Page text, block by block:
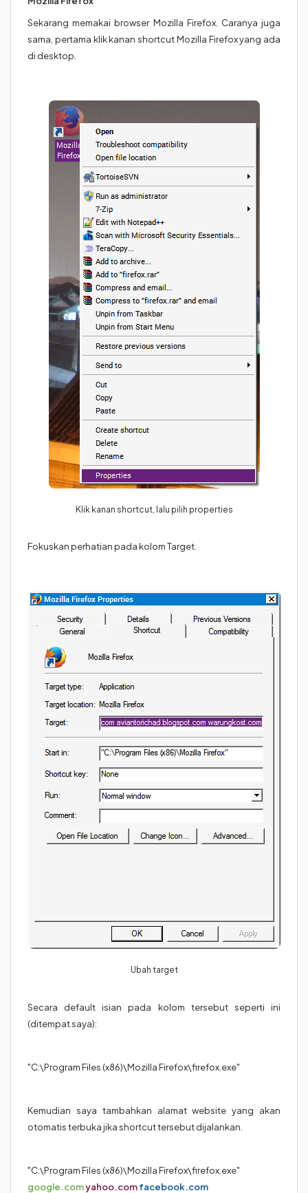
Sekarang memakai browser Mozilla Firefox. Caranya juga
sama, pertama klik kanan shortcut Mozilla Firefox yang ada
di desktop.
Klik kanan shortcut, lalu pilih properties
Fokuskan perhatian pada kolom Target.
Ubah target
Secara default isian pada kolom tersebut seperti ini
(ditempat saya):
"C:\Program Files (x86)\Mozilla Firefox\firefox.exe"
Kemudian saya tambahkan alamat website yang akan
otomatis terbuka jika shortcut tersebut dijalankan.
"C:\Program Files (x86)\Mozilla Firefox\firefox.exe"
google.comyahoo.comfacebook.com